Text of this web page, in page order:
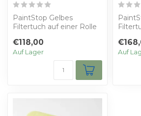
PaintStop Gelbes
Filtertuch auf einer Rolle
Viscosine geträ...
€118,00
Auf Lager Auf